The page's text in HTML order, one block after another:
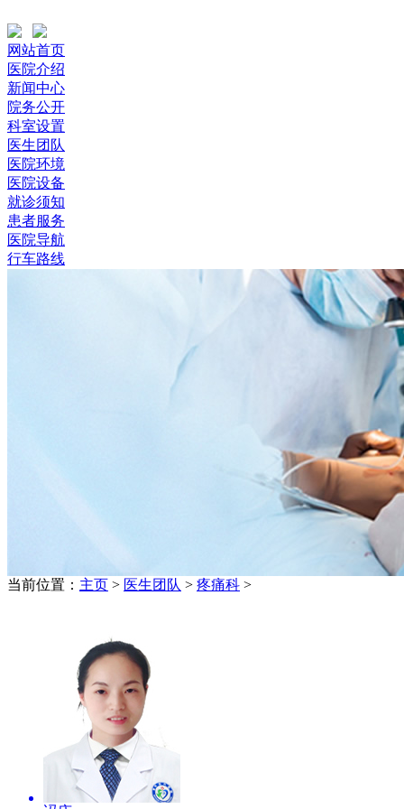
网站首页
医院介绍
新闻中心
院务公开
科室设置
医生团队
医院环境
医院设备
就诊须知
患者服务
医院导航
行车路线
当前位置： 主页 > 医生团队 > 疼痛科 >